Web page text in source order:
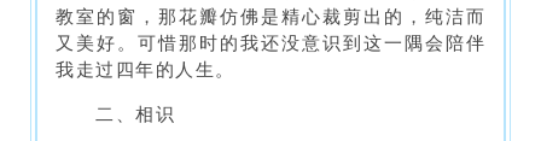
教室的窗，那花瓣仿佛是精心裁剪出的，纯洁而
又美好。可惜那时的我还没意识到这一隅会陪伴
我走过四年的人生。
二、相识